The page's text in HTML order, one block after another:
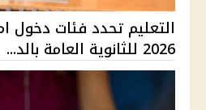
التعليم تحدد فئات دخول
2026 للثانوية العامة بالد...